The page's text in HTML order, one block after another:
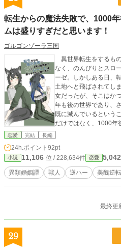
転生からの魔法失敗で、1000
ムは盛りすぎだと思います！
ゴルゴンゾーラ三国
異世界転生をするも
なく、のんびりとスロ
ーゼ。しかしある日、
土地へと飛ばされてし
女だったが、そこはか
年も後の世界であり、
既に滅んでいるという
だけではなく、1000年
実が判明し、召喚した
兎獣人、なかなか心を
狼のような狼獣人。こ
るらしい四人組は、マ
ちだった。 1000年前
世界転生&転移に巻き
でスローライフを送ります！ 【この作品は逆ハ
家になろう』『カクヨ
恋愛 完結 長編
24h.ポイント 92pt
小説 11,106 位 / 228,634件 恋愛 5,042
異類婚姻譚 獣人 逆ハー 美醜逆転
最終更
29